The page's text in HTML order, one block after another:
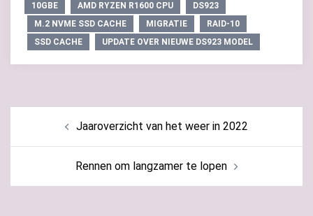
10GBE AMD RYZEN R1600 CPU
DS923
M.2 NVME SSD CACHE
MIGRATIE
RAID-10
SSD CACHE
UPDATE OVER NIEUWE DS923 MODEL
navigatieJaaroverzicht van het weer in 2022
Rennen om langzamer te lopen